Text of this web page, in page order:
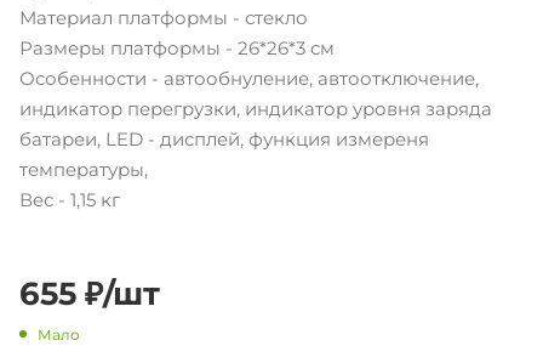
Материал платформы - стекло
Размеры платформы - 26*26*3 см
Особенности - автообнуление, автоотключение,
индикатор перегрузки, индикатор уровня заряда
батареи, LED - дисплей, функция измереня
температуры,
Вес - 1,15 кг
655 ₽/шт
Мало